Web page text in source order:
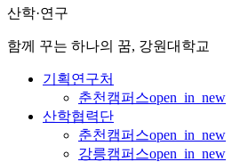
산학·연구
함께 꾸는 하나의 꿈, 강원대학교
기획연구처
춘천캠퍼스open_in_new
산학협력단
춘천캠퍼스open_in_new
강릉캠퍼스open_in_new